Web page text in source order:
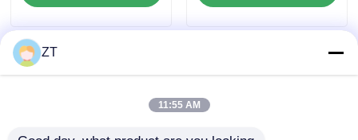
Motosiklet Kilidi
Peçete Doluğu
ZT
11:55 AM